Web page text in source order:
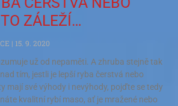
ZÁLEŽÍ…
15. 9. 2020
už od nepaměti. A zhruba stejně tak
tím, jestli je lepší ryba čerstvá nebo
mají své výhody i nevýhody, pojďte se tedy
kvalitní rybí maso, ať je mražené nebo